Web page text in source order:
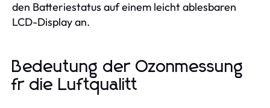
den Batteriestatus auf einem leicht ablesbaren
LCD-Display an.
Bedeutung der Ozonmessung
fr die Luftqualitt